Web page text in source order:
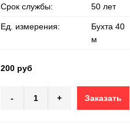
Срок службы: 50 лет
Ед. измерения:
Бухта 40
м
200 руб
- + Заказать